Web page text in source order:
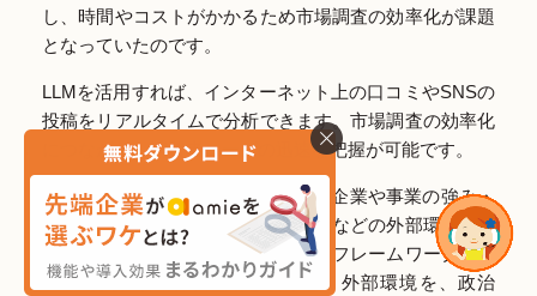
し、時間やコストがかかるため市場調査の効率化が課題
となっていたのです。
LLMを活用すれば、インターネット上の口コミやSNSの
投稿をリアルタイムで分析できます。市場調査の効率化
につながり、消費者ニーズの迅速な把握が可能です。
また、LLMを活用してSWOT分析（企業や事業の強み・
弱みといった内部環境と機会・脅威などの外部環境を分
析し、効果的な戦略立案に活用するフレームワーク）や
PEST分析（企業や組織を取り巻く外部環境を、政治